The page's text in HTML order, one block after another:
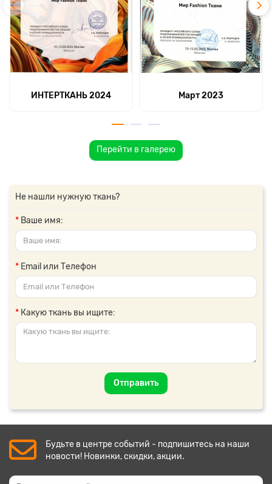
ИНТЕРТКАНЬ 2024 Март 2023
Перейти в галерею
Не нашли нужную ткань?
Ваше имя:
Email или Телефон
Какую ткань вы ищите:
Отправить
Будьте в центре событий - подпишитесь на наши
новости! Новинки, скидки, акции.